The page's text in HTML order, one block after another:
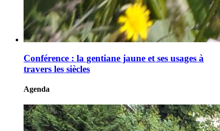
Conférence : la gentiane jaune et ses usages à
travers les siècles
Agenda